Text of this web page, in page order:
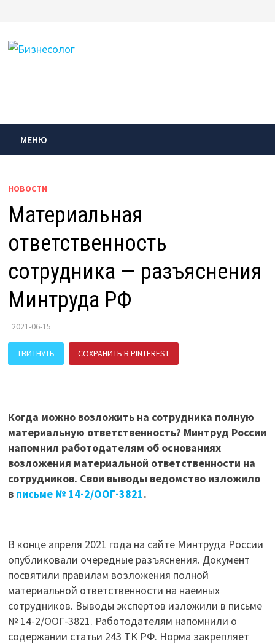
содержимому
МЕНЮ
НОВОСТИ
Материальная
ответственность
сотрудника — разъяснения
Минтруда РФ
2021-06-15
ТВИТНУТЬ СОХРАНИТЬ В PINTEREST
Когда можно возложить на сотрудника полную
материальную ответственность? Минтруд России
напомнил работодателям об основаниях
возложения материальной ответственности на
сотрудников. Свои выводы ведомство изложило
в письме № 14-2/ООГ-3821.
В конце апреля 2021 года на сайте Минтруда России
опубликовали очередные разъяснения. Документ
посвятили правилам возложения полной
материальной ответственности на наемных
сотрудников. Выводы экспертов изложили в письме
№ 14-2/ООГ-3821. Работодателям напомнили о
содержании статьи 243 ТК РФ. Норма закрепляет